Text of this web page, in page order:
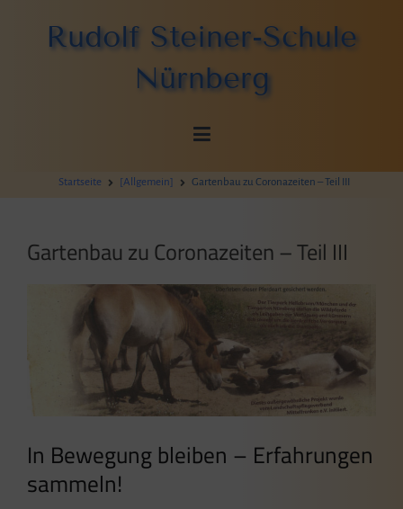
springenRudolf Steiner-Schule
Nürnberg
Startseite [Allgemein] Gartenbau zu Coronazeiten – Teil III
Gartenbau zu Coronazeiten – Teil III
In Bewegung bleiben – Erfahrungen
sammeln!